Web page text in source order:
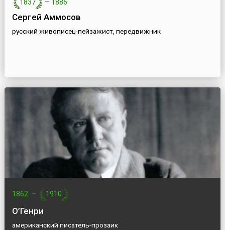
1837 — 1886
Сергей Аммосов
русский живописец-пейзажист, передвижник
1862 — 1910
О’Генри
американский писатель-прозаик